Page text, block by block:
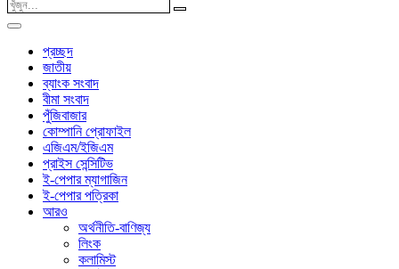
প্রচ্ছদ
জাতীয়
ব্যাংক সংবাদ
বীমা সংবাদ
পুঁজিবাজার
কোম্পানি প্রোফাইল
এজিএম/ইজিএম
প্রাইস সেন্সিটিভ
ই-পেপার ম্যাগাজিন
ই-পেপার পত্রিকা
আরও
অর্থনীতি-বাণিজ্য
লিংক
কলামিস্ট